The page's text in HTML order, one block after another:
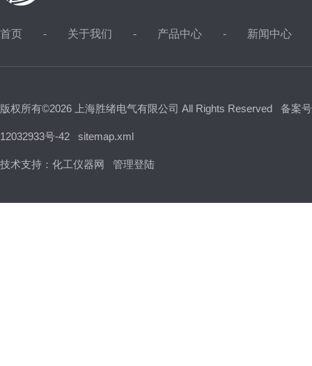
首页 关于我们 产品中心 新闻中心
版权所有©2026 上海胜绪电气有限公司 All Rights Reserved 备案
12032933号-42 sitemap.xml
技术支持： 化工仪器网 管理登陆